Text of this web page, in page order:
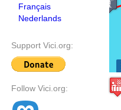
Français
Nederlands
Support Vici.org:
Follow Vici.org: